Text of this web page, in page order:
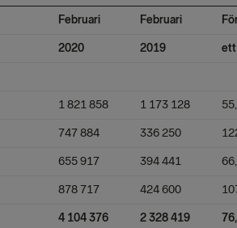
Februari Februari
2020 2019 ett
1 821 858 1 173 128
747 884 336 250
655 917 394 441
878 717 424 600
4 104 376 2 328 419